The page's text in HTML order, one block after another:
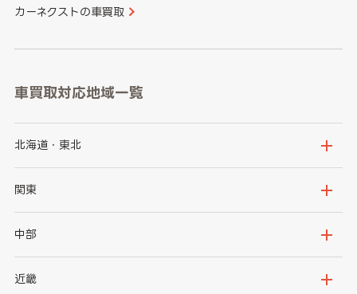
カーネクストの車買取
車買取対応地域一覧
北海道・東北
北海道
岩手県
秋田県
関東
茨城県
群馬県
中部
新潟県
近畿